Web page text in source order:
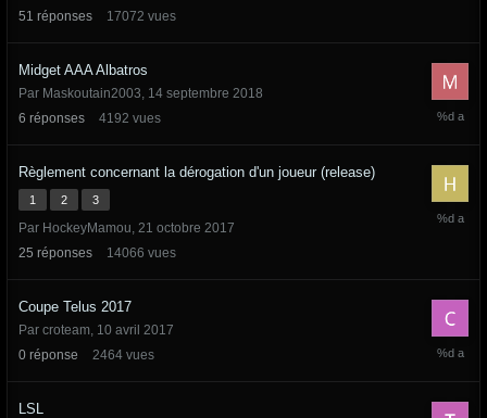
51 réponses 17072 vues
Midget AAA Albatros
Par Maskoutain2003, 14 septembre 2018
6 réponses 4192 vues
16
Règlement concernant la dérogation d'un joueur (release)
1 2 3
Par HockeyMamou, 21 octobre 2017
25 réponses 14066 vues
27
Coupe Telus 2017
Par croteam, 10 avril 2017
0 réponse 2464 vues
10
LSL